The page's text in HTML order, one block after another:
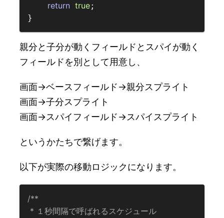
return true;
親分と子分が動くフィールドとスパイが動く
フィールドを別として用意し、
画面->ベースフィールド->親分スプライト
画面->子分スプライト
画面->スパイフィールド->スパイスプライト
というかたちで繋げます。
以下が実際の移動ロジックになります。
/**
* １秒間隔で呼ばれるスケジュール